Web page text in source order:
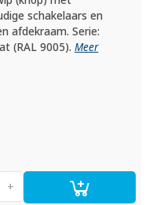
schakelaars en
afdekraam. Serie:
(RAL 9005).Meer
+